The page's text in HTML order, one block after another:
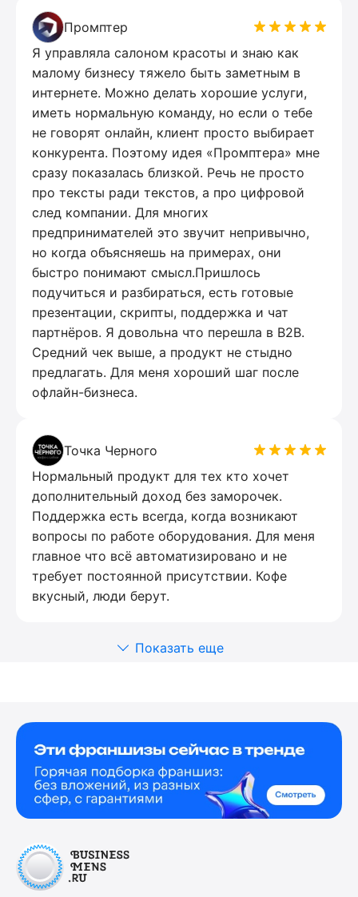
Промптер
Я управляла салоном красоты и знаю как
малому бизнесу тяжело быть заметным в
интернете. Можно делать хорошие услуги,
иметь нормальную команду, но если о тебе
не говорят онлайн, клиент просто выбирает
конкурента. Поэтому идея «Промптера» мне
сразу показалась близкой. Речь не просто
про тексты ради текстов, а про цифровой
след компании. Для многих
предпринимателей это звучит непривычно,
но когда объясняешь на примерах, они
быстро понимают смысл.Пришлось
подучиться и разбираться, есть готовые
презентации, скрипты, поддержка и чат
партнёров. Я довольна что перешла в B2B.
Средний чек выше, а продукт не стыдно
предлагать. Для меня хороший шаг после
офлайн-бизнеса.
Точка Черного
Нормальный продукт для тех кто хочет
дополнительный доход без заморочек.
Поддержка есть всегда, когда возникают
вопросы по работе оборудования. Для меня
главное что всё автоматизировано и не
требует постоянной присутствии. Кофе
вкусный, люди берут.
Показать еще